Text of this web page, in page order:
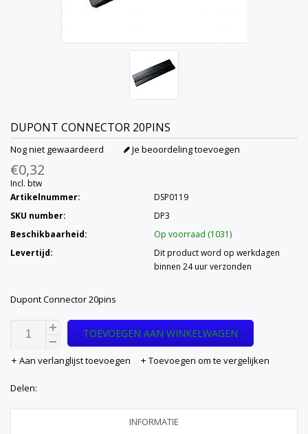
DUPONT CONNECTOR 20PINS
Nog niet gewaardeerd Je beoordeling toevoegen
€0,32
Incl. btw
Artikelnummer:
DSP0119
SKU number:
DP3
Beschikbaarheid:
Op voorraad (1031)
Levertijd:
Dit product word op werkdagen
binnen 24 uur verzonden
Dupont Connector 20pins
TOEVOEGEN AAN WINKELWAGEN
Aan verlanglijst toevoegen Toevoegen om te vergelijken
Delen:
INFORMATIE